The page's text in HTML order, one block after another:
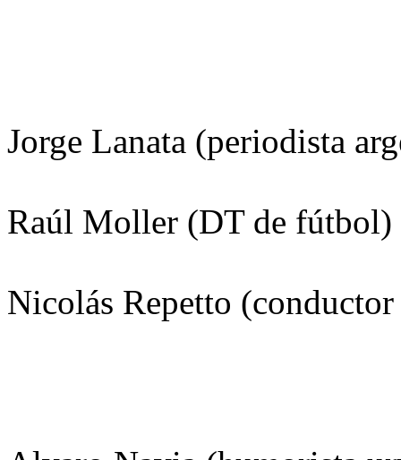
Jorge Lanata (periodista
Raúl Moller (DT de fútbol)
Nicolás Repetto